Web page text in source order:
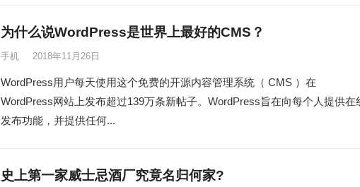
为什么说WordPress是世界上最好的CMS？
手机 2018年11月26日
WordPress用户每天使用这个免费的开源内容管理系统（ CMS ）在
WordPress网站上发布超过139万条新帖子。WordPress旨在向每个人提供在
发布功能，并提供任何...
史上第一家威士忌酒厂究竟名归何家?